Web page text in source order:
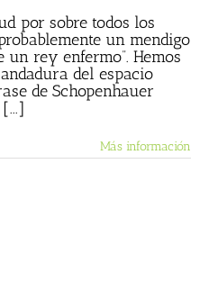
por sobre todos los
un mendigo
rey enfermo”. Hemos
del espacio
de Schopenhauer
Más información